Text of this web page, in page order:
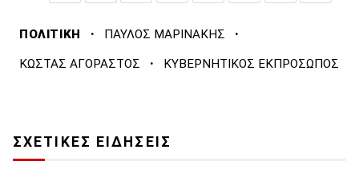
ΠΟΛΙΤΙΚΗ · ΠΑΥΛΟΣ ΜΑΡΙΝΑΚΗΣ ·
ΚΩΣΤΑΣ ΑΓΟΡΑΣΤΟΣ · ΚΥΒΕΡΝΗΤΙΚΟΣ ΕΚΠΡΟΣΩΠΟΣ
ΣΧΕΤΙΚΕΣ ΕΙΔΗΣΕΙΣ